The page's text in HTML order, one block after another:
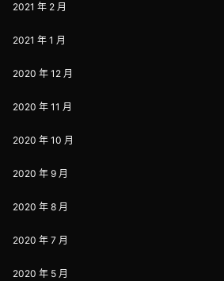
2021 年 2 月
2021 年 1 月
2020 年 12 月
2020 年 11 月
2020 年 10 月
2020 年 9 月
2020 年 8 月
2020 年 7 月
2020 年 5 月